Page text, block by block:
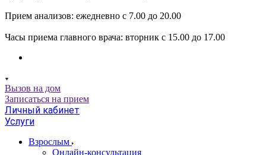
Прием анализов: ежедневно с 7.00 до 20.00
Часы приема главного врача: вторник с 15.00 до 17.00
Вызов на дом
Записаться на прием
Личный кабинет
Услуги
Взрослым
Онлайн-консультация